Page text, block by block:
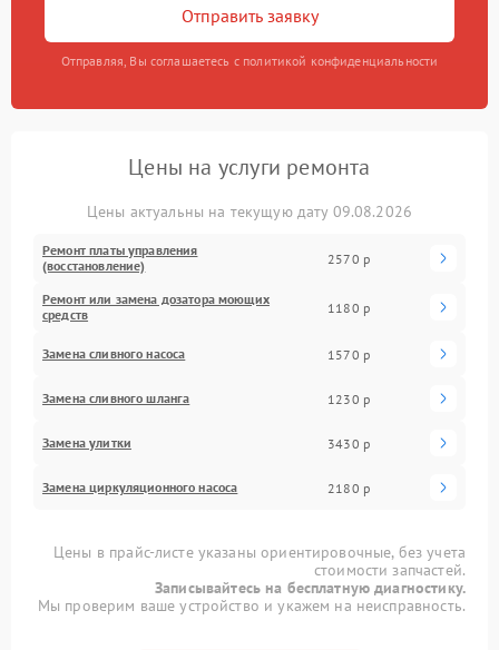
Отправить заявку
Отправляя, Вы соглашаетесь с политикой конфиденциальности
Цены на услуги ремонта
Цены актуальны на текущую дату 09.08.2026
Ремонт платы управления
(восстановление)
2570 р
Ремонт или замена дозатора моющих
средств
1180 р
Замена сливного насоса 1570 р
Замена сливного шланга 1230 р
Замена улитки 3430 р
Замена циркуляционного насоса 2180 р
Цены в прайс-листе указаны ориентировочные, без учета
стоимости запчастей.
Записывайтесь на бесплатную диагностику.
Мы проверим ваше устройство и укажем на неисправность.